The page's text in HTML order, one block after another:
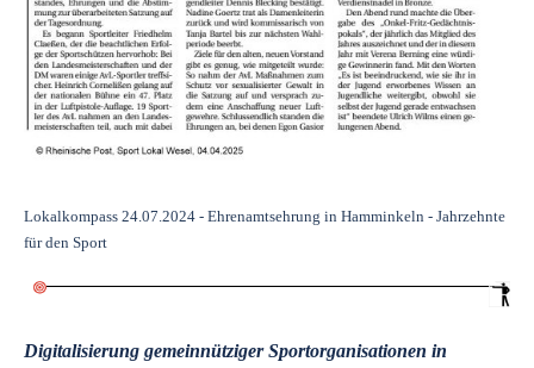
Lokalkompass 24.07.2024 - Ehrenamtsehrung in Hamminkeln - Jahrzehnte
für den Sport
Digitalisierung gemeinnütziger Sportorganisationen in